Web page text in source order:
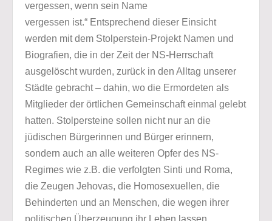
vergessen, wenn sein Name
vergessen ist.“ Entsprechend dieser Einsicht
werden mit dem Stolperstein-Projekt Namen und
Biografien, die in der Zeit der NS-Herrschaft
ausgelöscht wurden, zurück in den Alltag unserer
Städte gebracht – dahin, wo die Ermordeten als
Mitglieder der örtlichen Gemeinschaft einmal gelebt
hatten. Stolpersteine sollen nicht nur an die
jüdischen Bürgerinnen und Bürger erinnern,
sondern auch an alle weiteren Opfer des NS-
Regimes wie z.B. die verfolgten Sinti und Roma,
die Zeugen Jehovas, die Homosexuellen, die
Behinderten und an Menschen, die wegen ihrer